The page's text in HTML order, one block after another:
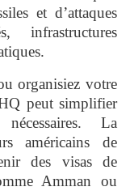
et d’attaques
infrastructures
organisiez votre
peut simplifier
La
américains de
des visas de
Amman ou